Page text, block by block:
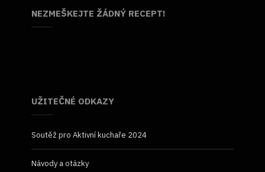
NEZMEŠKEJTE ŽÁDNÝ RECEPT!
UŽITEČNÉ ODKAZY
Soutěž pro Aktivní kuchaře 2024
Návody a otázky